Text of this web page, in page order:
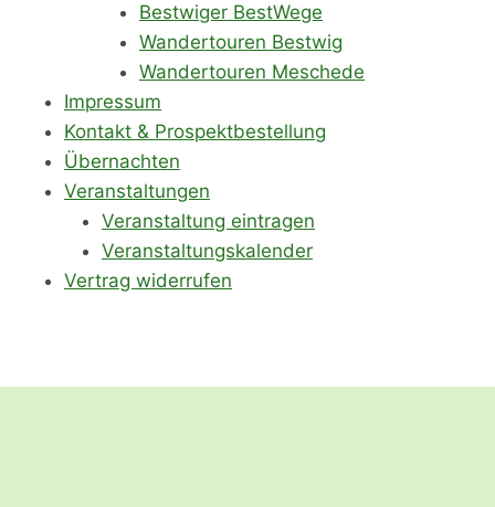
Bestwiger BestWege
Wandertouren Bestwig
Wandertouren Meschede
Impressum
Kontakt & Prospektbestellung
Übernachten
Veranstaltungen
Veranstaltung eintragen
Veranstaltungskalender
Vertrag widerrufen